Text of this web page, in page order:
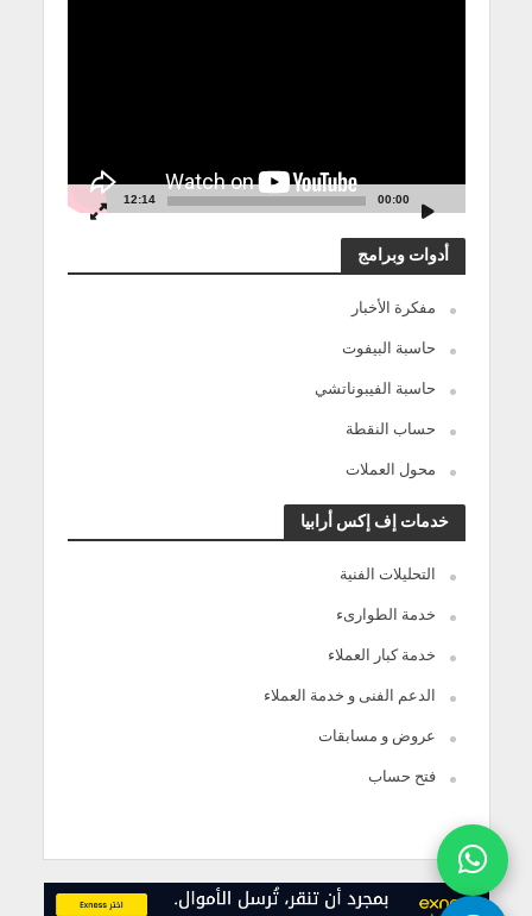
00:00
12:14
أدوات وبرامج
مفكرة الأخبار
حاسبة البيفوت
حاسبة الفيبوناتشي
حساب النقطة
محول العملات
خدمات إف إكس أرابيا
التحليلات الفنية
خدمة الطوارىء
خدمة كبار العملاء
الدعم الفنى و خدمة العملاء
عروض و مسابقات
فتح حساب